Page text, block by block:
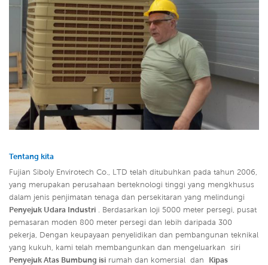
Tentang kita
Fujian Siboly Envirotech Co., LTD telah ditubuhkan pada tahun 2006,
yang merupakan perusahaan berteknologi tinggi yang mengkhusus
dalam jenis penjimatan tenaga dan persekitaran yang melindungi
Penyejuk Udara Industri . Berdasarkan loji 5000 meter persegi, pusat
pemasaran moden 800 meter persegi dan lebih daripada 300
pekerja, Dengan keupayaan penyelidikan dan pembangunan teknikal
yang kukuh, kami telah membangunkan dan mengeluarkan siri
Penyejuk Atas Bumbung isi rumah dan komersial dan Kipas